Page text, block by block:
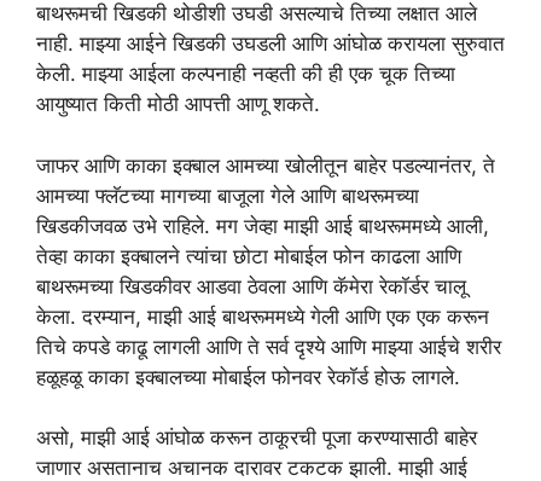
बाथरूमची खिडकी थोडीशी उघडी असल्याचे तिच्या लक्षात आले
नाही. माझ्या आईने खिडकी उघडली आणि आंघोळ करायला सुरुवात
केली. माझ्या आईला कल्पनाही नव्हती की ही एक चूक तिच्या
आयुष्यात किती मोठी आपत्ती आणू शकते.
जाफर आणि काका इक्बाल आमच्या खोलीतून बाहेर पडल्यानंतर, ते
आमच्या फ्लॅटच्या मागच्या बाजूला गेले आणि बाथरूमच्या
खिडकीजवळ उभे राहिले. मग जेव्हा माझी आई बाथरूममध्ये आली,
तेव्हा काका इक्बालने त्यांचा छोटा मोबाईल फोन काढला आणि
बाथरूमच्या खिडकीवर आडवा ठेवला आणि कॅमेरा रेकॉर्डर चालू
केला. दरम्यान, माझी आई बाथरूममध्ये गेली आणि एक एक करून
तिचे कपडे काढू लागली आणि ते सर्व दृश्ये आणि माझ्या आईचे शरीर
हळूहळू काका इक्बालच्या मोबाईल फोनवर रेकॉर्ड होऊ लागले.
असो, माझी आई आंघोळ करून ठाकूरची पूजा करण्यासाठी बाहेर
जाणार असतानाच अचानक दारावर टकटक झाली. माझी आई